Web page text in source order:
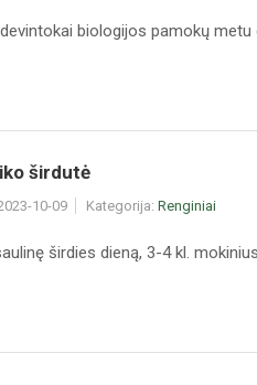
biologijos pamokų
širdutė
10-09 Kategorija: Renginiai
širdies dieną, 3-4 kl.